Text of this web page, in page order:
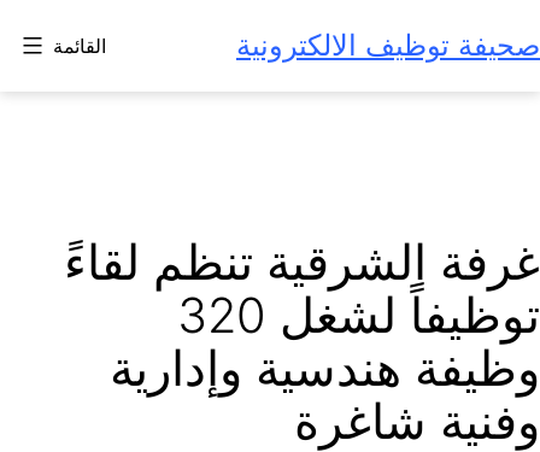
إلى
المحتوى
صحيفة توظيف الالكترونية القائمة
غرفة الشرقية تنظم لقاءً
توظيفاً لشغل 320
وظيفة هندسية وإدارية
وفنية شاغرة